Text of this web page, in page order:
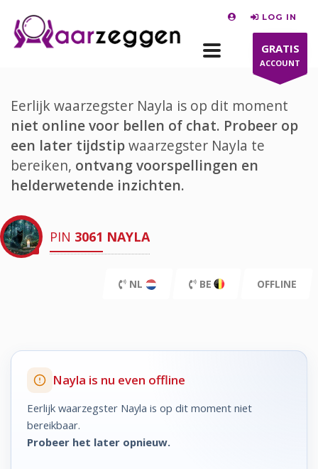
LOG IN
GRATIS
ACCOUNT
Eerlijk waarzegster Nayla is op dit moment
niet online voor bellen of chat. Probeer op
een later tijdstipwaarzegster Nayla te
bereiken, ontvang voorspellingen en
helderwetende inzichten.
PIN 3061 NAYLA
NL BE OFFLINE
Nayla is nu even offline
Eerlijk waarzegster Nayla is op dit moment niet
bereikbaar.
Probeer het later opnieuw.